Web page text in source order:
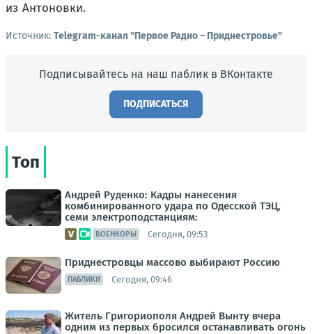
из Антоновки.
Источник: Telegram-канал "Первое Радио – Приднестровье"
Подписывайтесь на наш паблик в ВКонтакте
ПОДПИСАТЬСЯ
Топ
Андрей Руденко: Кадры нанесения
комбинированного удара по Одесской ТЭЦ,
семи электроподстанциям:
ВОЕНКОРЫ Сегодня, 09:53
Приднестровцы массово выбирают Россию
ПАБЛИКИ Сегодня, 09:46
Житель Григориополя Андрей Вынту вчера
одним из первых бросился останавливать огонь